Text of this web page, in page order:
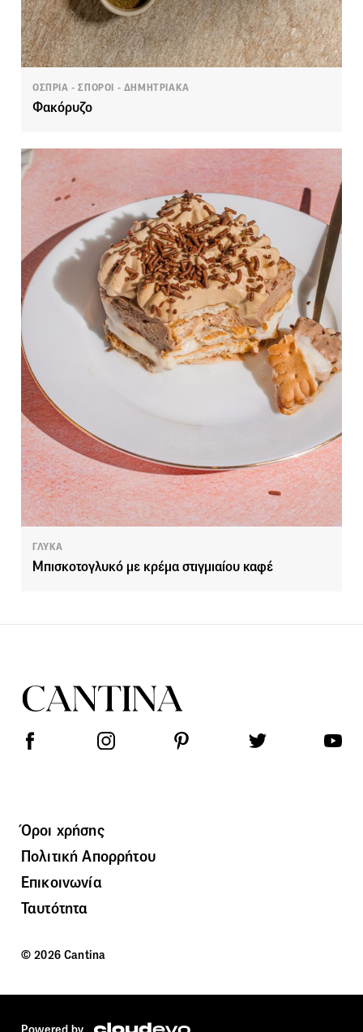
ΟΣΠΡΙΑ - ΣΠΟΡΟΙ - ΔΗΜΗΤΡΙΑΚΑ
Φακόρυζο
ΓΛΥΚΑ
Μπισκοτογλυκό με κρέμα στιγμιαίου καφέ
Όροι χρήσης
Πολιτική Απορρήτου
Επικοινωνία
Ταυτότητα
© 2026 Cantina
Powered by